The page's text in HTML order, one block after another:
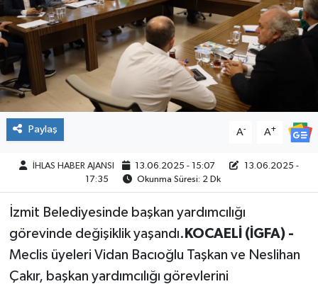
Paylaş A- A+
İHLAS HABER AJANSI 13.06.2025 - 15:07
13.06.2025 -
17:35
Okunma Süresi: 2 Dk
İzmit Belediyesinde başkan yardımcılığı
görevinde değişiklik yaşandı. KOCAELİ (İGFA) -
Meclis üyeleri Vidan Bacıoğlu Taşkan ve Neslihan
Çakır, başkan yardımcılığı görevlerini
SPOR